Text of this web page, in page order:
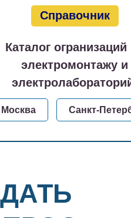
Справочник
Каталог огранизаций
электромонтажу и
Москва Санкт-